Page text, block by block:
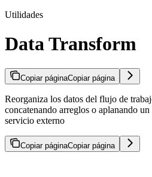
Utilidades
Data Transform
Copiar páginaCopiar página
Reorganiza los datos del flujo de
concatenando arreglos o aplanando
servicio externo
Copiar páginaCopiar página